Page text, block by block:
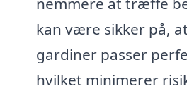
kan være sikker på,
gardiner passer
hvilket minimerer